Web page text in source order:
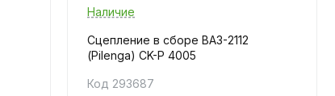
Наличие
Сцепление в сборе ВАЗ-2112
(Pilenga) CK-P 4005
Код 293687